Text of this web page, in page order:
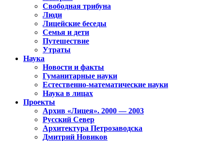
Свободная трибуна
Люди
Лицейские беседы
Семья и дети
Путешествие
Утраты
Наука
Новости и факты
Гуманитарные науки
Естественно-математические науки
Наука в лицах
Проекты
Архив «Лицея». 2000 — 2003
Русский Север
Архитектура Петрозаводска
Дмитрий Новиков